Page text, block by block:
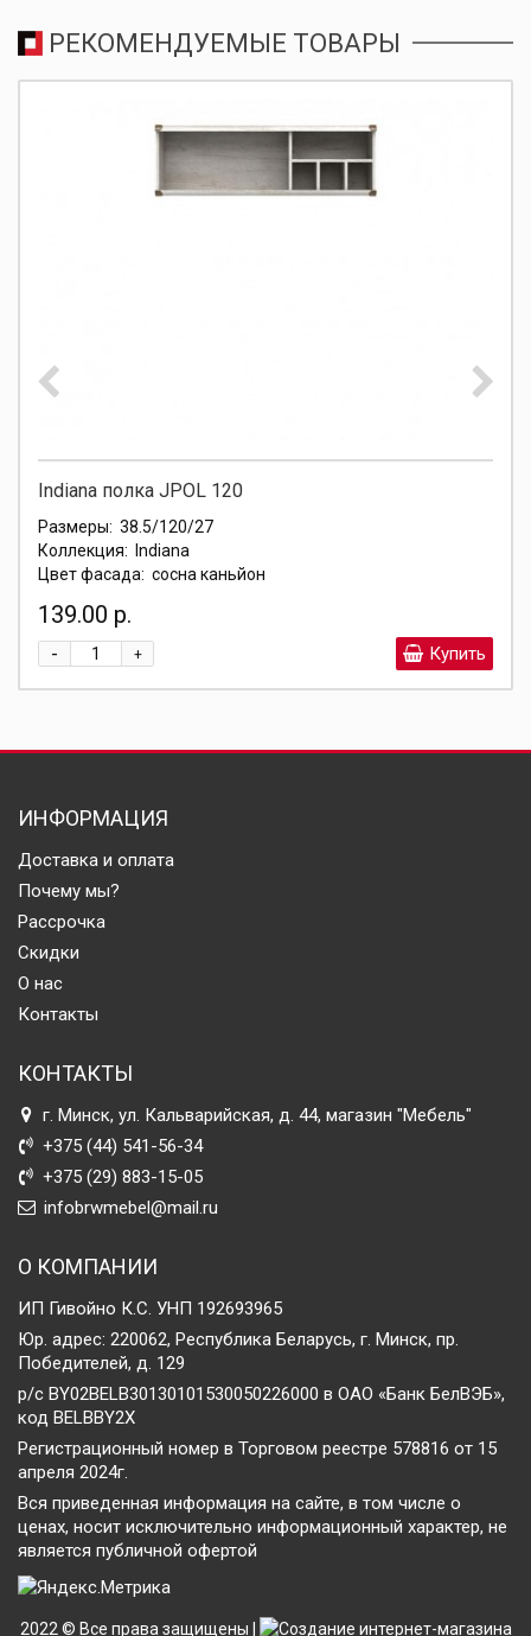
РЕКОМЕНДУЕМЫЕ ТОВАРЫ
Indiana полка JPOL 120
Размеры: 38.5/120/27
Коллекция:
Indiana
Цвет фасада: сосна каньйон
139.00 р.
+
- Купить
ИНФОРМАЦИЯ
Доставка и оплата
Почему мы?
Рассрочка
Скидки
О нас
Контакты
КОНТАКТЫ
г. Минск, ул. Кальварийская, д. 44, магазин "Мебель"
+375 (44) 541-56-34
+375 (29) 883-15-05
infobrwmebel@mail.ru
О КОМПАНИИ
ИП Гивойно К.С. УНП 192693965
Юр. адрес: 220062, Республика Беларусь, г. Минск, пр.
Победителей, д. 129
р/с BY02BELB30130101530050226000 в ОАО «Банк БелВЭБ»,
код BELBBY2X
Регистрационный номер в Торговом реестре 578816 от 15
апреля 2024г.
Вся приведенная информация на сайте, в том числе о
ценах, носит исключительно информационный характер, не
является публичной офертой
2022 © Все права защищены | Создание интернет-магазина